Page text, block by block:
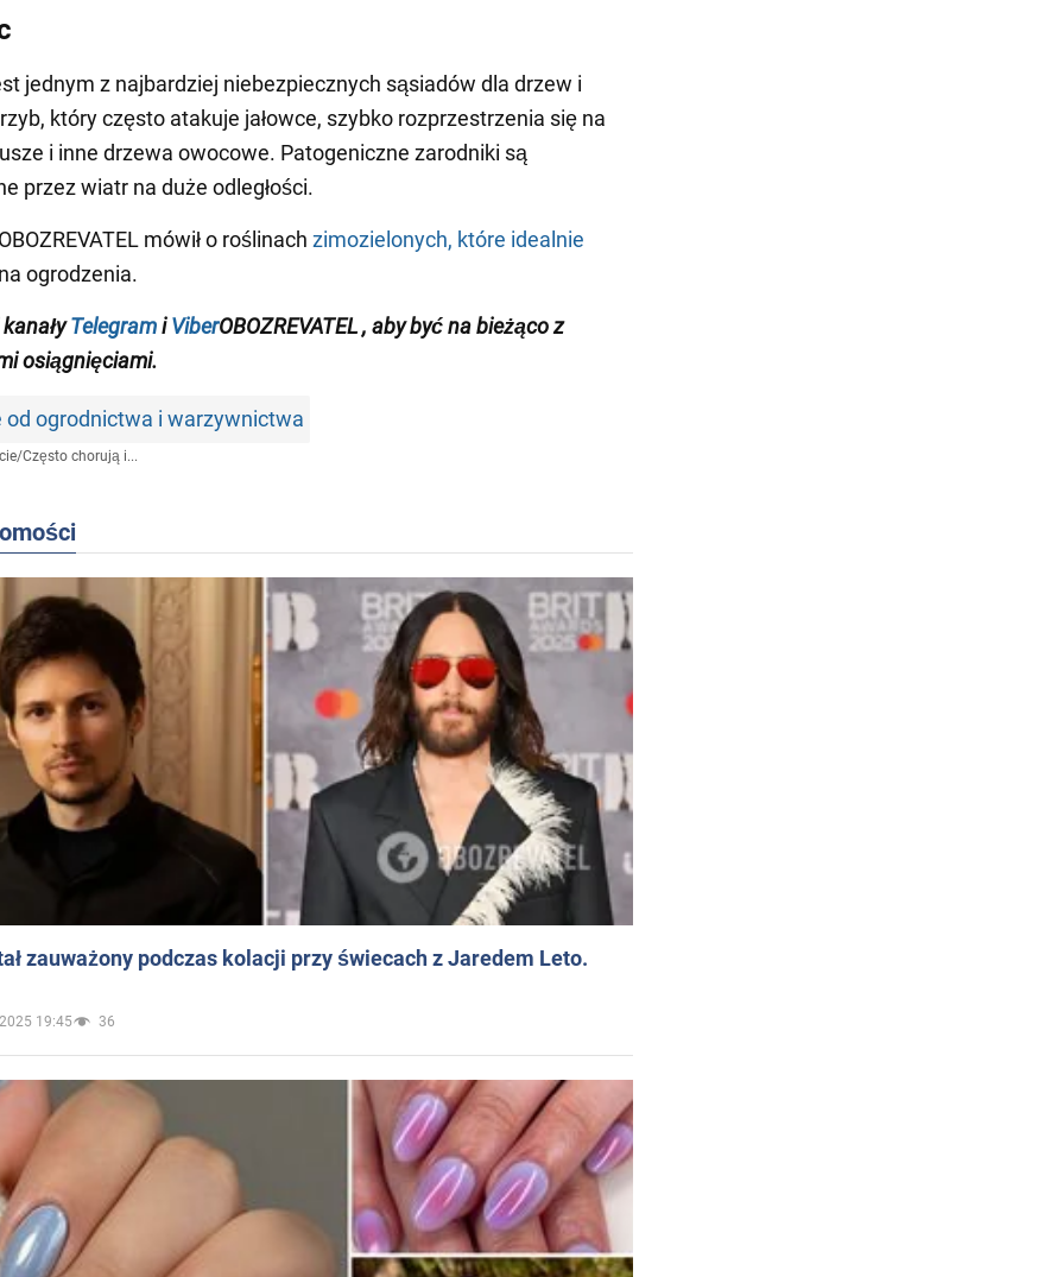
jednym z najbardziej niebezpiecznych sąsiadów dla drzew i
który często atakuje jałowce, szybko rozprzestrzenia się na
i inne drzewa owocowe. Patogeniczne zarodniki są
przez wiatr na duże odległości.
mówił o roślinach zimozielonych, które idealnie
ogrodzenia.
kanałyTelegramiViberOBOZREVATEL, aby być na bieżąco z
osiągnięciami.
od ogrodnictwa i warzywnictwa
/Często chorują i...
zauważony podczas kolacji przy świecach z Jaredem Leto.
19:45 36